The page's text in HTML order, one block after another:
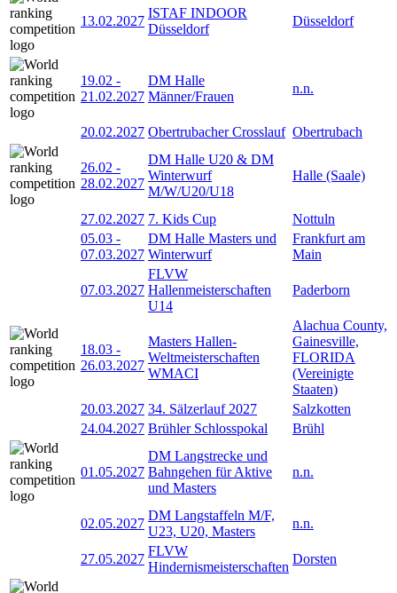
13.02.2027
ISTAF INDOOR
Düsseldorf
Düsseldorf
19.02 -
21.02.2027
DM Halle
Männer/Frauen
n.n.
20.02.2027 Obertrubacher Crosslauf Obertrubach
26.02 -
28.02.2027
DM Halle U20 & DM
Winterwurf
M/W/U20/U18
Halle (Saale)
27.02.2027 7. Kids Cup
Nottuln
05.03 -
07.03.2027
DM Halle Masters und
Winterwurf
Frankfurt am
Main
07.03.2027
FLVW
Hallenmeisterschaften
U14
Paderborn
18.03 -
26.03.2027
Masters Hallen-
Weltmeisterschaften
WMACI
Alachua County,
Gainesville,
FLORIDA
(Vereinigte
Staaten)
20.03.2027 34. Sälzerlauf 2027
Salzkotten
24.04.2027 Brühler Schlosspokal Brühl
01.05.2027
DM Langstrecke und
Bahngehen für Aktive
und Masters
n.n.
02.05.2027
DM Langstaffeln M/F,
U23, U20, Masters
n.n.
27.05.2027
FLVW
Hindernismeisterschaften
Dorsten